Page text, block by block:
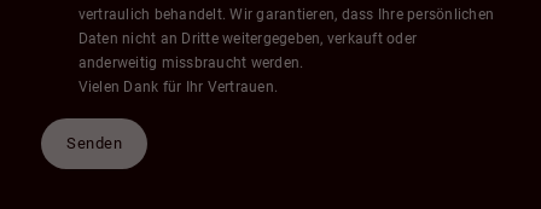
vertraulich behandelt. Wir garantieren, dass Ihre persönlichen
Daten nicht an Dritte weitergegeben, verkauft oder
anderweitig missbraucht werden.
Vielen Dank für Ihr Vertrauen.
Senden